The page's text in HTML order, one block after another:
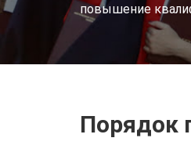
повышение
Порядок